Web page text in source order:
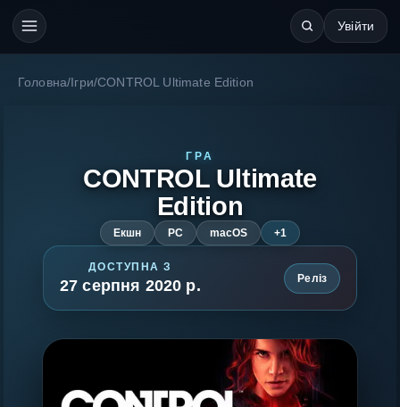
Увійти
Головна/ Ігри/CONTROL Ultimate Edition
ГРА
CONTROL Ultimate
Edition
Екшн PC macOS +1
ДОСТУПНА З
27 серпня 2020 р. Реліз